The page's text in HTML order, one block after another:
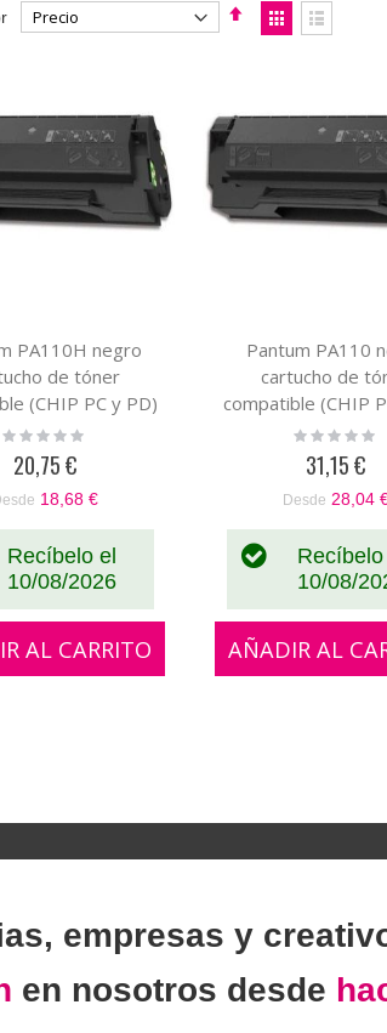
Fijar
Dirección
Ver
como
PA110H negro
de tóner
(CHIP PC y PD)
Rating:
20,75 €
18,68 €
Recíbelo el
10/08/2026
AL CARRITO
Pantum PA110
cartucho de
compatible (CHIP
Rating:
31,15 €
Desde 28,04
Recíbelo
10/08/
AÑADIR AL
empresas y
en nosotros desde